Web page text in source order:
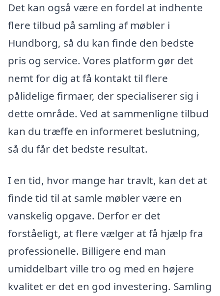
Det kan også være en fordel at indhente
flere tilbud på samling af møbler i
Hundborg, så du kan finde den bedste
pris og service. Vores platform gør det
nemt for dig at få kontakt til flere
pålidelige firmaer, der specialiserer sig i
dette område. Ved at sammenligne tilbud
kan du træffe en informeret beslutning,
så du får det bedste resultat.
I en tid, hvor mange har travlt, kan det at
finde tid til at samle møbler være en
vanskelig opgave. Derfor er det
forståeligt, at flere vælger at få hjælp fra
professionelle. Billigere end man
umiddelbart ville tro og med en højere
kvalitet er det en god investering. Samling